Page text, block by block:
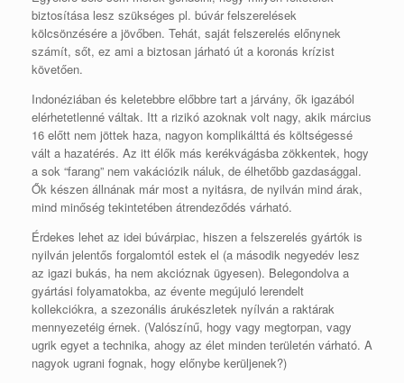
biztosítása lesz szükséges pl. búvár felszerelések
kölcsönzésére a jövőben. Tehát, saját felszerelés előnynek
számít, sőt, ez ami a biztosan járható út a koronás krízist
követően.
Indonéziában és keletebbre előbbre tart a járvány, ők igazából
elérhetetlenné váltak. Itt a rizikó azoknak volt nagy, akik március
16 előtt nem jöttek haza, nagyon komplikálttá és költségessé
vált a hazatérés. Az itt élők más kerékvágásba zökkentek, hogy
a sok “farang” nem vakációzik náluk, de élhetőbb gazdasággal.
Ők készen állnának már most a nyitásra, de nyilván mind árak,
mind minőség tekintetében átrendeződés várható.
Érdekes lehet az idei búvárpiac, hiszen a felszerelés gyártók is
nyilván jelentős forgalomtól estek el (a második negyedév lesz
az igazi bukás, ha nem akcióznak ügyesen). Belegondolva a
gyártási folyamatokba, az évente megújuló lerendelt
kollekciókra, a szezonális árukészletek nyílván a raktárak
mennyezetéig érnek. (Valószínű, hogy vagy megtorpan, vagy
ugrik egyet a technika, ahogy az élet minden területén várható. A
nagyok ugrani fognak, hogy előnybe kerüljenek?)